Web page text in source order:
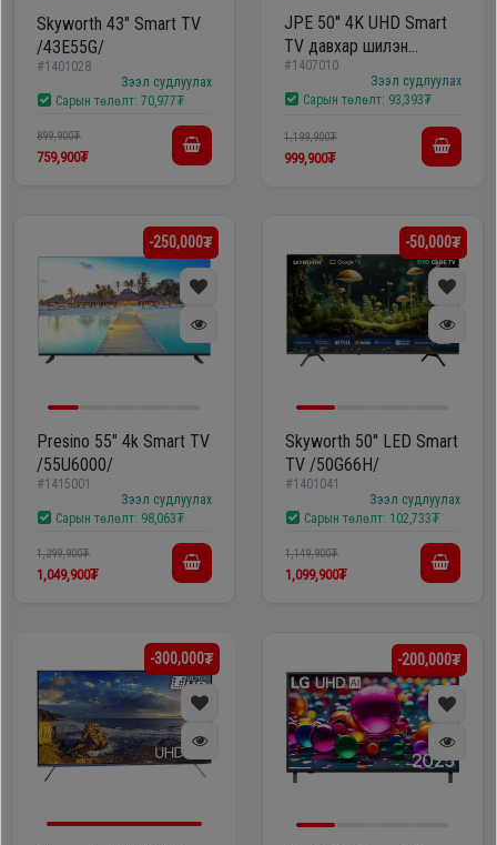
Oppo
Mi
Infinix
Tablet
Ухаалаг
Чихэвч
Дагалдах
хэрэгсэл
Skyworth 43" Smart TV
/43E55G/
#1401028
Зээл судлуулах
Сарын төлөлт: 70,977₮
899,900₮
759,900₮
JPE 50'' 4K UHD Smart
TV давхар шилэн
хамгаалалттай
/E50DM8100/
#1407010
Зээл судлуулах
Сарын төлөлт: 93,393₮
1,199,900₮
999,900₮
-250,000₮
Presino 55" 4k Smart TV
/55U6000/
#1415001
Зээл судлуулах
Сарын төлөлт: 98,063₮
1,299,900₮
1,049,900₮
-50,000₮
Skyworth 50'' LED Smart
TV /50G66H/
#1401041
Зээл судлуулах
Сарын төлөлт: 102,733₮
1,149,900₮
1,099,900₮
-300,000₮ -200,000₮